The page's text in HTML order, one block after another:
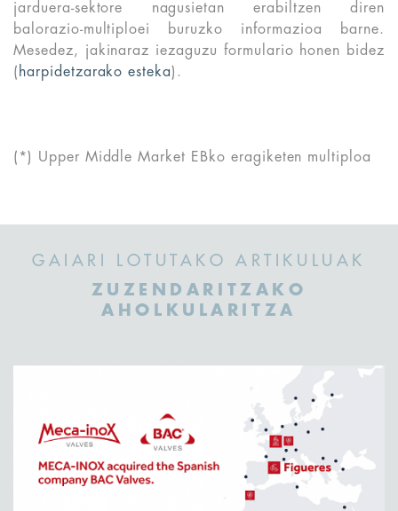
jarduera-sektore nagusietan erabiltzen diren
balorazio-multiploei buruzko informazioa barne.
Mesedez, jakinaraz iezaguzu formulario honen bidez
( harpidetzarako esteka).
(*) Upper Middle Market EBko eragiketen multiploa
GAIARI LOTUTAKO ARTIKULUAK
ZUZENDARITZAKO
AHOLKULARITZA